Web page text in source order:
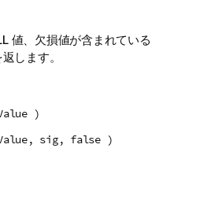
値、欠損値が含まれている
返します。
)
Value, sig, false )